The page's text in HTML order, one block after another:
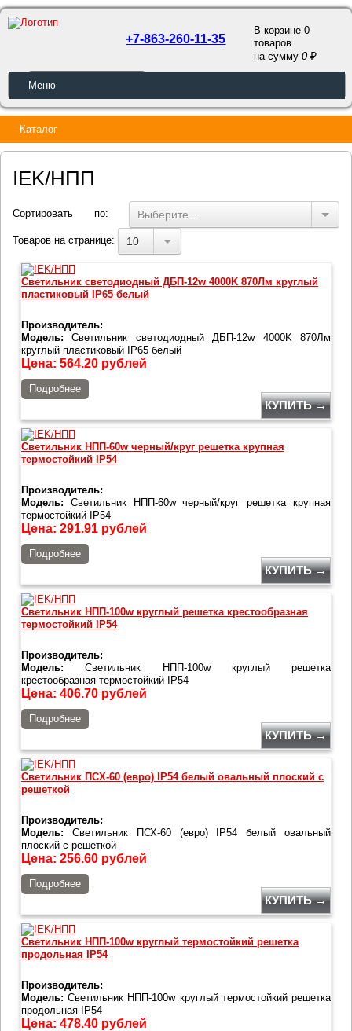
ОБРАТНЫЙ ЗВОНОК
+7-863-260-11-35
В корзине 0
товаров
на сумму0
Меню
Каталог
IEK/НПП
Сортировать по: Выберите...
Товаров на странице: 10
Светильник светодиодный ДБП-12w 4000K 870Лм круглый
пластиковый IP65 белый
Производитель:
Модель: Светильник светодиодный ДБП-12w 4000K 870Лм
круглый пластиковый IP65 белый
Цена: 564.20 рублей
Подробнее
КУПИТЬ →
Светильник НПП-60w черный/круг решетка крупная
термостойкий IP54
Производитель:
Модель: Светильник НПП-60w черный/круг решетка крупная
термостойкий IP54
Цена: 291.91 рублей
Подробнее
КУПИТЬ →
Светильник НПП-100w круглый решетка крестообразная
термостойкий IP54
Производитель:
Модель: Светильник НПП-100w круглый решетка
крестообразная термостойкий IP54
Цена: 406.70 рублей
Подробнее
КУПИТЬ →
Светильник ПСХ-60 (евро) IP54 белый овальный плоский с
решеткой
Производитель:
Модель: Светильник ПСХ-60 (евро) IP54 белый овальный
плоский с решеткой
Цена: 256.60 рублей
Подробнее
КУПИТЬ →
Светильник НПП-100w круглый термостойкий решетка
продольная IP54
Производитель:
Модель: Светильник НПП-100w круглый термостойкий решетка
продольная IP54
Цена: 478.40 рублей